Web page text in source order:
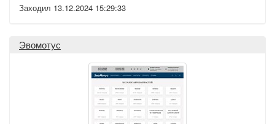
Заходил 13.12.2024 15:29:33
Эвомотус